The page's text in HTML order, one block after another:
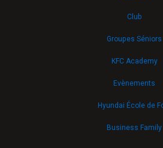
Club
Groupes Séniors
KFC Academy
Evènements
Hyundai École de
Business Family